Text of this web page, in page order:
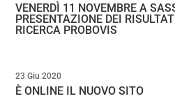
VENERDÌ 11 NOVEMBRE A
PRESENTAZIONE DEI
RICERCA PROBOVIS
È ONLINE IL NUOVO SITO
23 Giu 2020